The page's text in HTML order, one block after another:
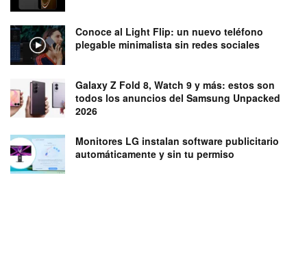
Conoce al Light Flip: un nuevo teléfono
plegable minimalista sin redes sociales
Galaxy Z Fold 8, Watch 9 y más: estos son
todos los anuncios del Samsung Unpacked
2026
Monitores LG instalan software publicitario
automáticamente y sin tu permiso